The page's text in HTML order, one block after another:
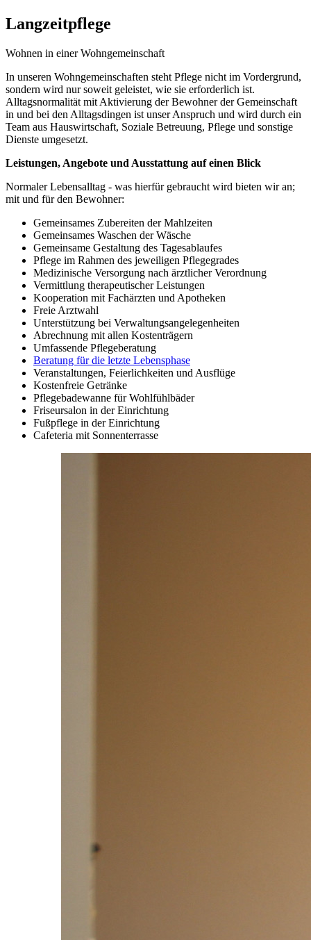
Langzeitpflege
Wohnen in einer Wohngemeinschaft
In unseren Wohngemeinschaften steht Pflege nicht im Vordergrund,
sondern wird nur soweit geleistet, wie sie erforderlich ist.
Alltagsnormalität mit Aktivierung der Bewohner der Gemeinschaft
in und bei den Alltagsdingen ist unser Anspruch und wird durch ein
Team aus Hauswirtschaft, Soziale Betreuung, Pflege und sonstige
Dienste umgesetzt.
Leistungen, Angebote und Ausstattung auf einen Blick
Normaler Lebensalltag - was hierfür gebraucht wird bieten wir an;
mit und für den Bewohner:
Gemeinsames Zubereiten der Mahlzeiten
Gemeinsames Waschen der Wäsche
Gemeinsame Gestaltung des Tagesablaufes
Pflege im Rahmen des jeweiligen Pflegegrades
Medizinische Versorgung nach ärztlicher Verordnung
Vermittlung therapeutischer Leistungen
Kooperation mit Fachärzten und Apotheken
Freie Arztwahl
Unterstützung bei Verwaltungsangelegenheiten
Abrechnung mit allen Kostenträgern
Umfassende Pflegeberatung
Beratung für die letzte Lebensphase
Veranstaltungen, Feierlichkeiten und Ausflüge
Kostenfreie Getränke
Pflegebadewanne für Wohlfühlbäder
Friseursalon in der Einrichtung
Fußpflege in der Einrichtung
Cafeteria mit Sonnenterrasse